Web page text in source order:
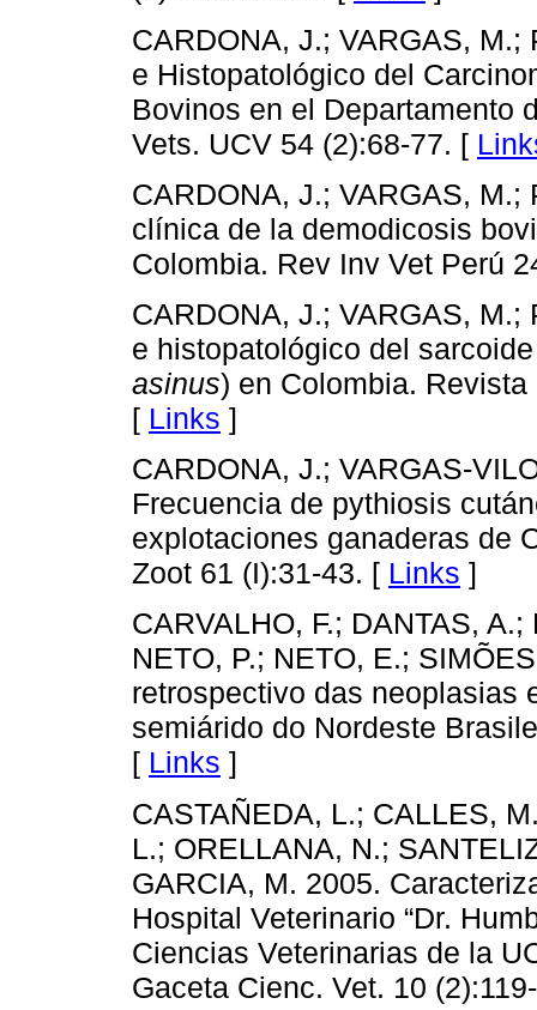
CARDONA, J.; VARGAS,
e Histopatológico del
Bovinos en el Departamento
Vets. UCV 54 (2):68-77. [
CARDONA, J.; VARGAS,
clínica de la demodicosis
Colombia. Rev Inv Vet Perú
CARDONA, J.; VARGAS,
e histopatológico del
asinus) en Colombia.
[ Links ]
CARDONA, J.; VARGAS-
Frecuencia de pythiosis
explotaciones ganaderas de
Zoot 61 (I):31-43. [ Links ]
CARVALHO, F.; DANTAS,
NETO, P.; NETO, E.;
retrospectivo das neoplasias
semiárido do Nordeste
[ Links ]
CASTAÑEDA, L.; CALLES,
L.; ORELLANA, N.;
GARCIA, M. 2005.
Hospital Veterinario “Dr.
Ciencias Veterinarias de la
Gaceta Cienc. Vet. 10